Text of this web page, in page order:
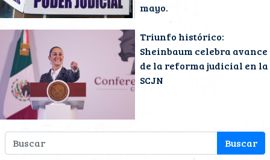
mayo.
Triunfo histórico:
Sheinbaum celebra avance
de la reforma judicial en la
SCJN